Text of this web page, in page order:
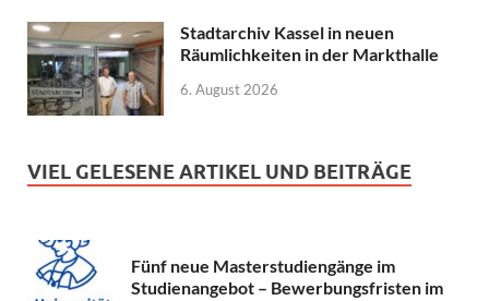
Stadtarchiv Kassel in neuen
Räumlichkeiten in der Markthalle
6. August 2026
VIEL GELESENE ARTIKEL UND BEITRÄGE
Fünf neue Masterstudiengänge im
Studienangebot – Bewerbungsfristen im